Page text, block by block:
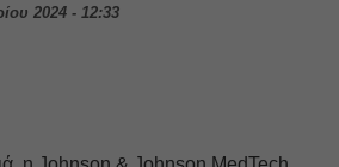
2024 - 12:33